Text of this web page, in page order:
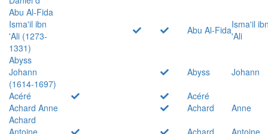
Abu Al-Fida
Isma'il ibn
'Ali (1273-
1331)
Abu Al-FidaIsma'il
'Ali
Abyss
Johann
(1614-1697)
Abyss
Johann
Acéré
Acéré
Achard Anne
Achard
Anne
Achard
Antoine
Achard
Antoine